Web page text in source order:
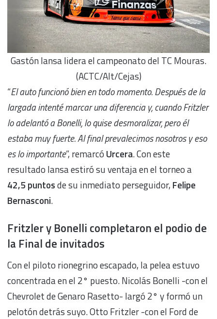
Gastón Iansa lidera el campeonato del TC Mouras.
(ACTC/Alt/Cejas)
“El auto funcionó bien en todo momento. Después de la
largada intenté marcar una diferencia y, cuando Fritzler
lo adelantó a Bonelli, lo quise desmoralizar, pero él
estaba muy fuerte. Al final prevalecimos nosotros y eso
es lo importante”, remarcó Urcera. Con este
resultado Iansa estiró su ventaja en el torneo a
42,5 puntosde su inmediato perseguidor, Felipe
Bernasconi.
Fritzler y Bonelli completaron el podio de
la Final de invitados
Con el piloto rionegrino escapado, la pelea estuvo
concentrada en el 2° puesto. Nicolás Bonelli -con el
Chevrolet de Genaro Rasetto- largó 2° y formó un
pelotón detrás suyo. Otto Fritzler -con el Ford de